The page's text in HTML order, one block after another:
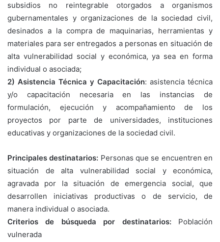
subsidios no reintegrable otorgados a organismos
gubernamentales y organizaciones de la sociedad civil,
desinados a la compra de maquinarias, herramientas y
materiales para ser entregados a personas en situación de
alta vulnerabilidad social y económica, ya sea en forma
individual o asociada;
2) Asistencia Técnica y Capacitación: asistencia técnica
y/o capacitación necesaria en las instancias de
formulación, ejecución y acompañamiento de los
proyectos por parte de universidades, instituciones
educativas y organizaciones de la sociedad civil.
Principales destinatarios: Personas que se encuentren en
situación de alta vulnerabilidad social y económica,
agravada por la situación de emergencia social, que
desarrollen iniciativas productivas o de servicio, de
manera individual o asociada.
Criterios de búsqueda por destinatarios:Población
vulnerada